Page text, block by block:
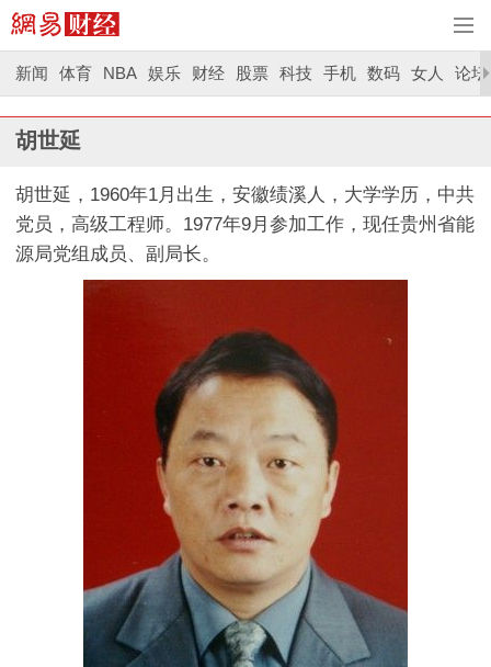
新闻 体育 NBA 娱乐 财经 股票 科技 手机 数码 女人 论坛
胡世延
胡世延，1960年1月出生，安徽绩溪人，大学学历，中共
党员，高级工程师。1977年9月参加工作，现任贵州省能
源局党组成员、副局长。